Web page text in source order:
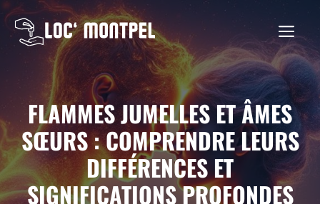
Aller
contenu
FLAMMES JUMELLES ET ÂMES
SŒURS : COMPRENDRE LEURS
DIFFÉRENCES ET
SIGNIFICATIONS PROFONDES